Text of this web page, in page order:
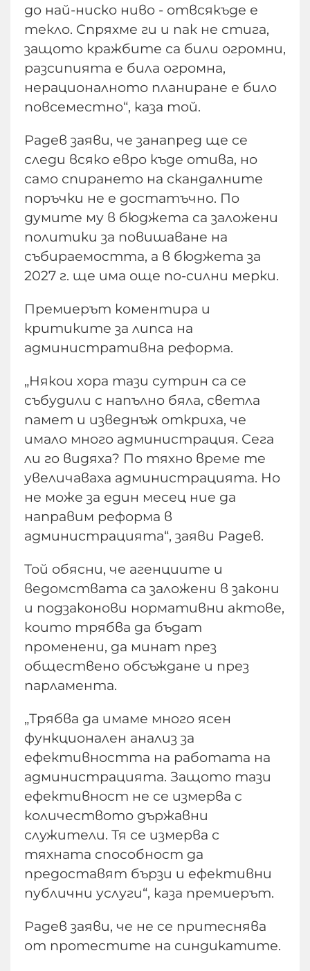
до най-ниско ниво - отвсякъде е
текло. Спряхме ги и пак не стига,
защото кражбите са били огромни,
разсипията е била огромна,
нерационалното планиране е било
повсеместно“, каза той.
Радев заяви, че занапред ще се
следи всяко евро къде отива, но
само спирането на скандалните
поръчки не е достатъчно. По
думите му в бюджета са заложени
политики за повишаване на
събираемостта, а в бюджета за
2027 г. ще има още по-силни мерки.
Премиерът коментира и
критиките за липса на
административна реформа.
„Някои хора тази сутрин са се
събудили с напълно бяла, светла
памет и изведнъж откриха, че
имало много администрация. Сега
ли го видяха? По тяхно време те
увеличаваха администрацията. Но
не може за един месец ние да
направим реформа в
администрацията“, заяви Радев.
Той обясни, че агенциите и
ведомствата са заложени в закони
и подзаконови нормативни актове,
които трябва да бъдат
променени, да минат през
обществено обсъждане и през
парламента.
„Трябва да имаме много ясен
функционален анализ за
ефективността на работата на
администрацията. Защото тази
ефективност не се измерва с
количеството държавни
служители. Тя се измерва с
тяхната способност да
предоставят бързи и ефективни
публични услуги“, каза премиерът.
Радев заяви, че не се притеснява
от протестите на синдикатите.